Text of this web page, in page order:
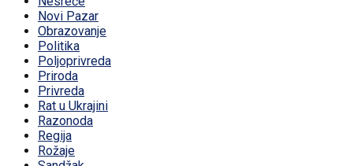
Novi Pazar
Obrazovanje
Politika
Poljoprivreda
Priroda
Privreda
Rat u Ukrajini
Razonoda
Regija
Rožaje